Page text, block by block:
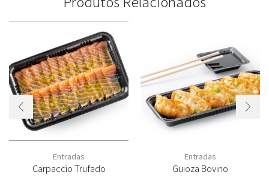
Entradas
Carpaccio Trufado
Entradas
Guioza Bovino